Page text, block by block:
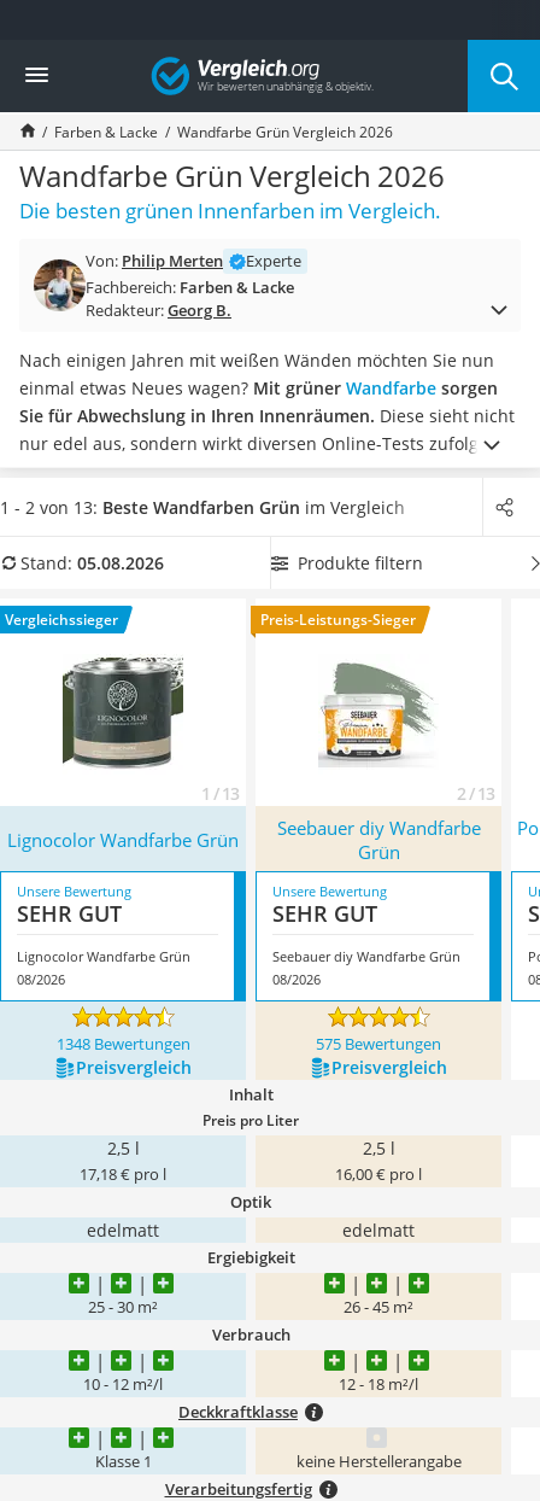
Die beliebtesten Vergleiche nach Kategorie
Baumarkt
Tresor feuerfest
Makita-Akku-Rasenmäher
Kappsäge
Smartes Türschloss
Akku-Rasentrimmer
Split-Klimaanlage 2 Innengeräte
Pelletofen
Tiefbrunnenpumpe
Fliesenschneider
Hochdruckreiniger
Doppelschleifer
Überwachungskamera
Benzinrasenmäher mit Elektrostart
Löschdecke
Winterharte Palmen
Gasdurchlauferhitzer
Vergleich
Farben & Lacke Wandfarbe Grün Vergleich 2026
Wandfarbe Grün Vergleich 2026
Die besten grünen Innenfarben im Vergleich.
Von: Philip Merten
Experte
Fachbereich: Farben & Lacke
Redakteur:Georg B.
Nach einigen Jahren mit weißen Wänden möchten Sie nun
einmal etwas Neues wagen? Mit grüner Wandfarbe sorgen
Sie für Abwechslung in Ihren Innenräumen. Diese sieht nicht
nur edel aus, sondern wirkt diversen Online-Tests zufolge
auch beruhigend. Geeignet ist grüne Farbe sowohl für Wände
als auch Decken und viele weitere Untergründe.
Wählen Sie
niedrigem Verbrauch
, um bereits mit einem Eimer besonders
August 2026 besonders das ModellLignocolor Wandfarbe
Grün* mit seinen Eigenschaften.
1 - 2 von 13: Beste Wandfarben Grün im Vergleich
Stand: 05.08.2026 Produkte filtern
Vergleichssieger
1 / 13
Preis-Leistungs-Sieger
2 / 13
Lignocolor Wandfarbe Grün
Seebauer diy Wandfarbe
Grün
Unsere Bewertung
SEHR GUT
Lignocolor Wandfarbe Grün
08/2026
Unsere Bewertung
SEHR GUT
Seebauer diy Wandfarbe Grün
08/2026
1348 Bewertungen 575 Bewertungen
Preis­vergleich Preis­vergleich
Inhalt
Preis pro Liter
2,5 l
17,18 € pro l
2,5 l
16,00 € pro l
Optik
edelmatt edelmatt
Ergiebigkeit
25 - 30 m² 26 - 45 m²
Verbrauch
10 - 12 m²/l 12 - 18 m²/l
Deckkraftklasse
Klasse 1 keine Herstellerangabe
Verarbeitungsfertig